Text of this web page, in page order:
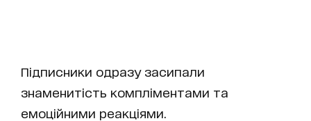
Підписники одразу засипали
знаменитість компліментами та
емоційними реакціями.